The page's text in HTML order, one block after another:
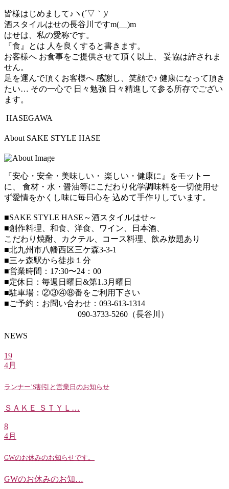
皆様はじめまして♪ヽ(´▽｀)/
酒スタイルはせの長谷川ですm(__)m
はせは、私の愛称です。
『食』とは 人を良くすると書きます。
お客様へ お食事をご提供させて頂く以上、 妥協は許されま
せん。
足を運んで頂くお客様へ 感謝し、笑顔で♪ 健康になって頂き
たい… その一心で 日々勉強 日々精進して参る所存でござい
ます。
HASEGAWA
About SAKE STYLE HASE
『安心・安全・美味しい・ 楽しい・健康に』をモットー
に、 食材・水・醤油等にこだわり化学調味料を一切使用せ
ず愛情をかくし味に毎日心を 込めて手作りしています。
■SAKE STYLE HASE～酒スタイルはせ～
■創作料理、和食、洋食、ワイン、日本酒、
こだわり焼酎、カクテル、コース料理、飲み放題あり
■北九州市八幡西区三ケ森3-3-1
■三ヶ森駅から徒歩１分
■営業時間：17:30〜24：00
■定休日：毎週日曜日&第1.3月曜日
■駐車場：②③④⑧番をご利用下さい
■ご予約：お問い合わせ：093-613-1314
090-3733-5260（長谷川）
NEWS
19
4月
ランナー’S割引と営業日のお知らせ
ＳＡＫＥ ＳＴＹＬ…
8
4月
GWのお休みのお知らせです。
GWのお休みのお知…